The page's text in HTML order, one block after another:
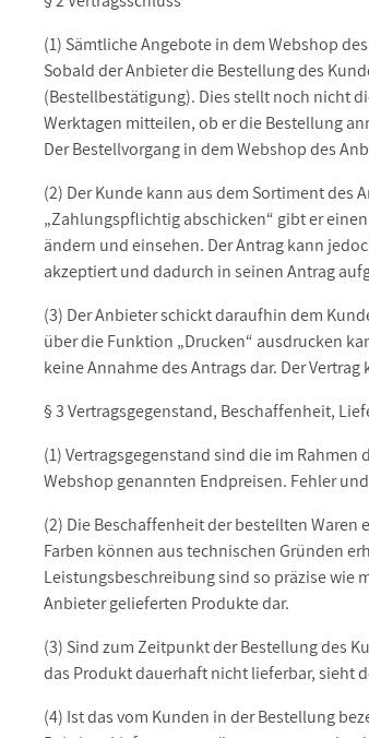
(1) Sämtliche Angebote in dem Webshop
Sobald der Anbieter die Bestellung des
(Bestellbestätigung). Dies stellt noch nicht
Werktagen mitteilen, ob er die Bestellung
Der Bestellvorgang in dem Webshop des
(2) Der Kunde kann aus dem Sortiment
„Zahlungspflichtig abschicken“ gibt er
ändern und einsehen. Der Antrag kann
akzeptiert und dadurch in seinen Antrag
(3) Der Anbieter schickt daraufhin dem
über die Funktion „Drucken“ ausdrucken
keine Annahme des Antrags dar. Der
§ 3 Vertragsgegenstand, Beschaffenheit,
(1) Vertragsgegenstand sind die im
Webshop genannten Endpreisen. Fehler
(2) Die Beschaffenheit der bestellten
Farben können aus technischen Gründen
Leistungsbeschreibung sind so präzise wie
Anbieter gelieferten Produkte dar.
(3) Sind zum Zeitpunkt der Bestellung des
das Produkt dauerhaft nicht lieferbar, sieht
(4) Ist das vom Kunden in der Bestellung